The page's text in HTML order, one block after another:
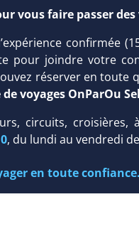
vous faire passer
confirmée
pour joindre votre
réserver en toute
de voyages OnParOu
circuits,
, du lundi au vendredi de
en toute confiance.